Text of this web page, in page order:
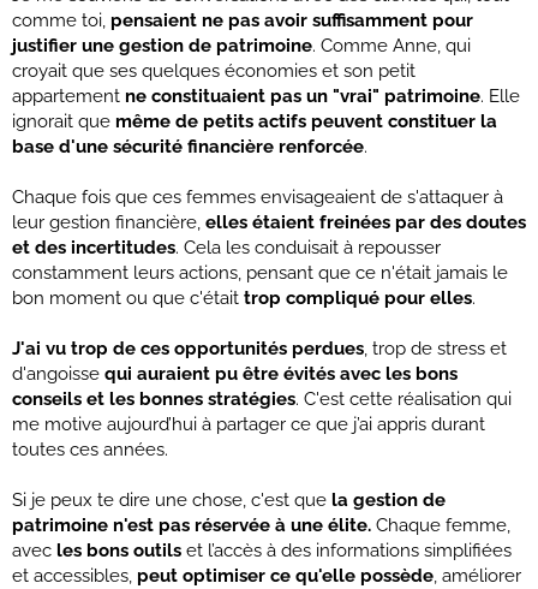
comme toi, pensaient ne pas avoir suffisamment pour
justifier une gestion de patrimoine. Comme Anne, qui
croyait que ses quelques économies et son petit
appartement ne constituaient pas un "vrai" patrimoine. Elle
ignorait que même de petits actifs peuvent constituer la
base d'une sécurité financière renforcée.
Chaque fois que ces femmes envisageaient de s'attaquer à
leur gestion financière, elles étaient freinées par des doutes
et des incertitudes. Cela les conduisait à repousser
constamment leurs actions, pensant que ce n'était jamais le
bon moment ou que c'était trop compliqué pour elles.
J'ai vu trop de ces opportunités perdues, trop de stress et
d'angoisse qui auraient pu être évités avec les bons
conseils et les bonnes stratégies. C'est cette réalisation qui
me motive aujourd’hui à partager ce que j’ai appris durant
toutes ces années.
Si je peux te dire une chose, c'est que la gestion de
patrimoine n'est pas réservée à une élite. Chaque femme,
avec les bons outils et l’accès à des informations simplifiées
et accessibles, peut optimiser ce qu'elle possède, améliorer